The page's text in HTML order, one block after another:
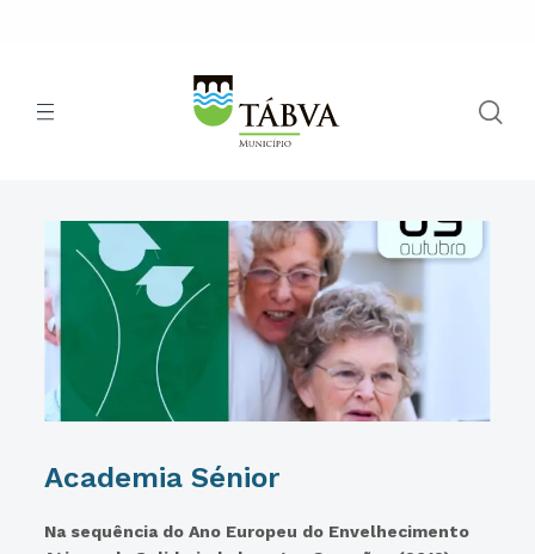
Academia Sénior
Na sequência do Ano Europeu do Envelhecimento